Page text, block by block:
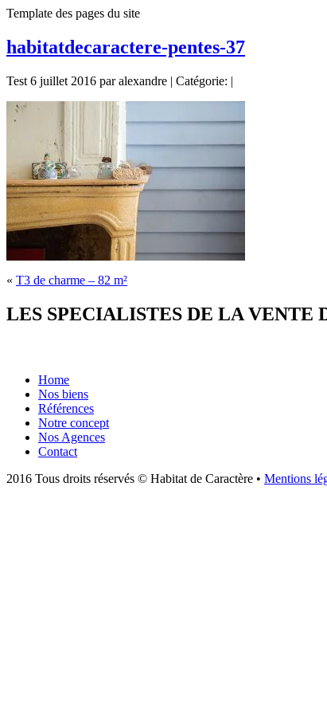
Template des pages du site
habitatdecaractere-pentes-37
Test 6 juillet 2016 par alexandre | Catégorie: |
« T3 de charme – 82 m²
LES SPECIALISTES DE LA VENTE
Home
Nos biens
Références
Notre concept
Nos Agences
Contact
2016 Tous droits réservés © Habitat de Caractère • Mentions